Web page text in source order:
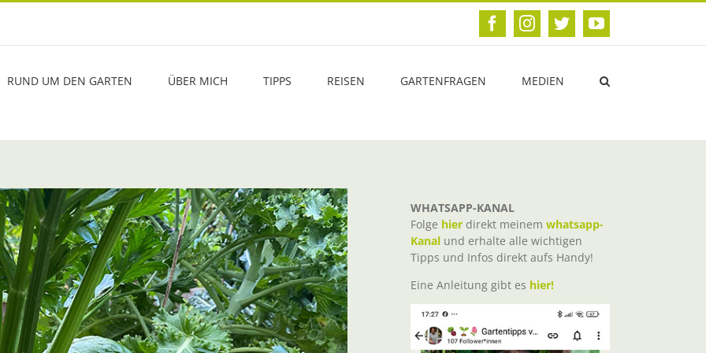
FacebookInstagram
TwitterYouTube
RUND UM DEN GARTEN ÜBER MICH TIPPS REISEN GARTENFRAGEN MEDIEN
WHATSAPP-KANAL
Folge hier direkt meinem whatsapp-
Kanal und erhalte alle wichtigen
Tipps und Infos direkt aufs Handy!
Eine Anleitung gibt es hier!